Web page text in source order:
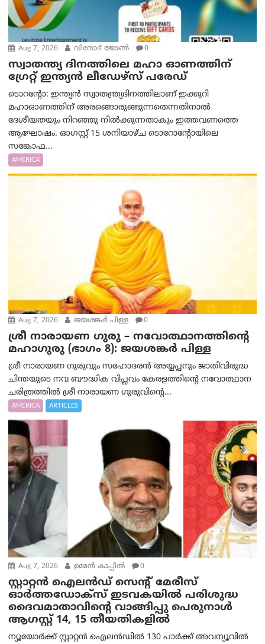
Aug 7, 2026 വിനോദ് ജോൺ 0
സ്വാതന്ത്യ ദിനത്തിലെ മഹാ ഓണത്തിന്
ഗ്രേറ്റ് ഇന്ത്യൻ ലീഡേഴ്സ് പരേഡ്
ടൊറന്റോ: ഇന്ത്യൻ സ്വാതന്ത്ര്യദിനത്തിലാണ് ഇക്കുറി
മഹാഓണത്തിന് അരങ്ങൊരുങ്ങുന്നതെന്നതിനാൽ
ദേശീയതയും നിറഞ്ഞു നിൽക്കുന്നതാകും ഇത്തവണത്തെ
ആഘോഷം. ഓഗസ്റ്റ് 15 ശനിയാഴ്ച ടൊറോന്റോയിലെ
സങ്കോഫ...
AMERICA
Aug 7, 2026 ജയശങ്കര്‍ പിള്ള 0
ശ്രീ നാരായണ ഗുരു – നവോത്ഥാനത്തിന്റെ
മഹാഗുരു (ഭാഗം 8): ജയശങ്കര്‍ പിള്ള
ശ്രീ നാരായണ ഗുരുവും സഹോദരൻ അയ്യപ്പനും ജാതിവിരുദ്ധ
ചിന്തയുടെ നവ ബൗദ്ധിക വിപ്ലവം കേരളത്തിന്റെ നവോത്ഥാന
ചരിത്രത്തിൽ ശ്രീ നാരായണ ഗുരുവിന്റെ...
AMERICA ARTICLES
Aug 7, 2026 ഉമ്മന്‍ കാപ്പില്‍ 0
സ്റ്റാറ്റൻ ഐലൻഡ് സെന്റ് മേരീസ്
ഓർത്തഡോക്സ് ഇടവകയിൽ പരിശുദ്ധ
ദൈവമാതാവിന്റെ വാങ്ങിപ്പു പെരുനാൾ
ആഗസ്റ്റ് 14, 15 തീയതികളിൽ
ന്യൂയോർക്ക് സ്റ്റാറ്റൻ ഐലൻഡിൽ 130 പാർക്ക് അവന്യൂവിൽ